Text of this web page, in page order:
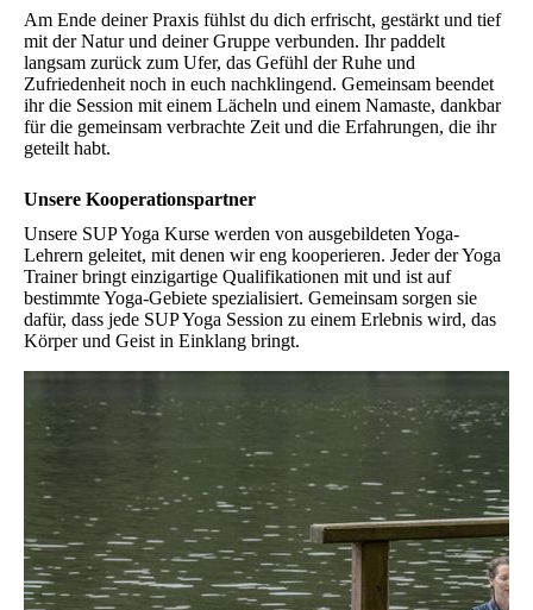
Am Ende deiner Praxis fühlst du dich erfrischt, gestärkt und tief
mit der Natur und deiner Gruppe verbunden. Ihr paddelt
langsam zurück zum Ufer, das Gefühl der Ruhe und
Zufriedenheit noch in euch nachklingend. Gemeinsam beendet
ihr die Session mit einem Lächeln und einem Namaste, dankbar
für die gemeinsam verbrachte Zeit und die Erfahrungen, die ihr
geteilt habt.
Unsere Kooperationspartner
Unsere SUP Yoga Kurse werden von ausgebildeten Yoga-
Lehrern geleitet, mit denen wir eng kooperieren. Jeder der Yoga
Trainer bringt einzigartige Qualifikationen mit und ist auf
bestimmte Yoga-Gebiete spezialisiert. Gemeinsam sorgen sie
dafür, dass jede SUP Yoga Session zu einem Erlebnis wird, das
Körper und Geist in Einklang bringt.